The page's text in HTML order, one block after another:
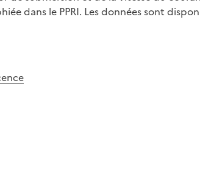
dans le PPRI. Les données sont